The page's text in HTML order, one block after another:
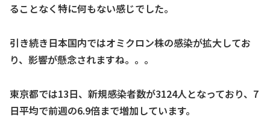
ることなく特に何もない感じでした。
引き続き日本国内ではオミクロン株の感染が拡大してお
り、影響が懸念されますね。。。
東京都では13日、新規感染者数が3124人となっており、7
日平均で前週の6.9倍まで増加しています。